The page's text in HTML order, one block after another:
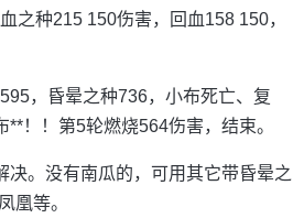
之种215 150伤害，回血158 150，
，昏晕之种736，小布死亡、复
！！第5轮燃烧564伤害，结束。
决。没有南瓜的，可用其它带昏晕之
凰等。